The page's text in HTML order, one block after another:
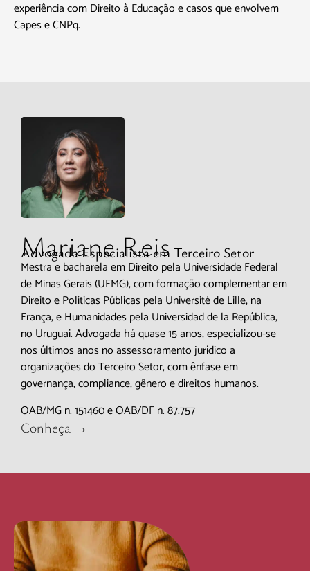
experiência com Direito à Educação e casos que envolvem
Capes e CNPq.
Mariane Reis
Advogada Especialista em Terceiro Setor
Mestra e bacharela em Direito pela Universidade Federal
de Minas Gerais (UFMG), com formação complementar em
Direito e Políticas Públicas pela Université de Lille, na
França, e Humanidades pela Universidad de la República,
no Uruguai. Advogada há quase 15 anos, especializou-se
nos últimos anos no assessoramento jurídico a
organizações do Terceiro Setor, com ênfase em
governança, compliance, gênero e direitos humanos.
OAB/MG n. 151460 e OAB/DF n. 87.757
Conheça →